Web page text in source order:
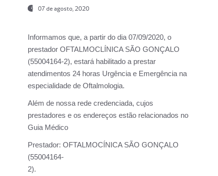
07 de agosto, 2020
Informamos que, a partir do dia07/09/2020, o
prestador OFTALMOCLÍNICA SÃO GONÇALO
(55004164-2), estará habilitado a prestar
atendimentos 24 horas Urgência e Emergência na
especialidade de Oftalmologia.
Além de nossa rede credenciada, cujos
prestadores e os endereços estão relacionados no
Guia Médico
Prestador: OFTALMOCÍNICA SÃO GONÇALO
(55004164-
2).